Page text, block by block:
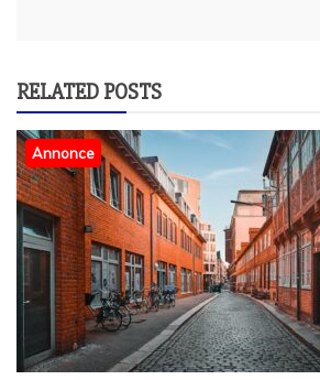
RELATED POSTS
Annonce